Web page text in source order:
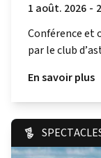
1 août. 2026 -
Conférence et
par le club
En savoir plus